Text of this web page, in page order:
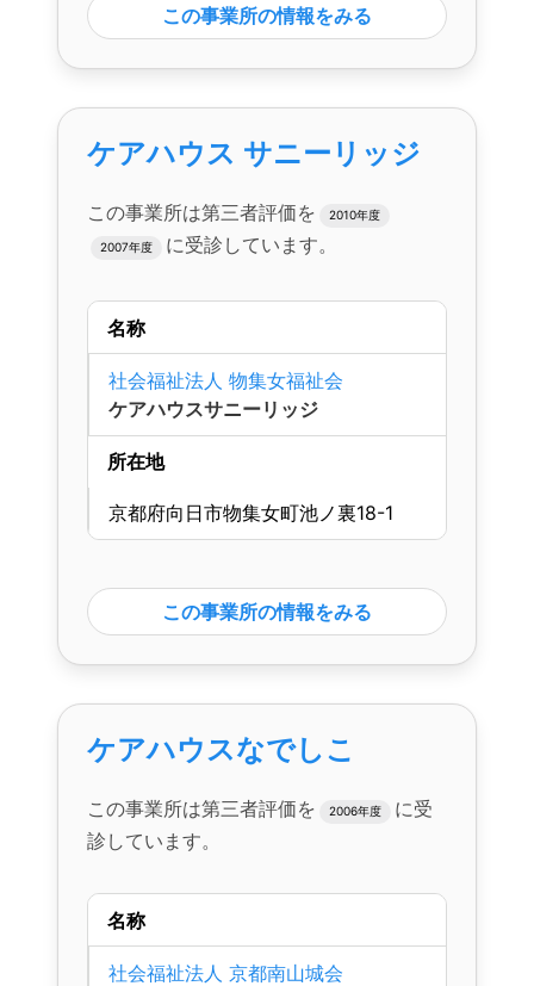
この事業所の情報をみる
ケアハウス サニーリッジ
この事業所は第三者評価を 2010年度
2007年度 に受診しています。
名称
社会福祉法人 物集女福祉会
ケアハウスサニーリッジ
所在地
京都府向日市物集女町池ノ裏18-1
この事業所の情報をみる
ケアハウスなでしこ
この事業所は第三者評価を 2006年度
に受
診しています。
名称
社会福祉法人 京都南山城会